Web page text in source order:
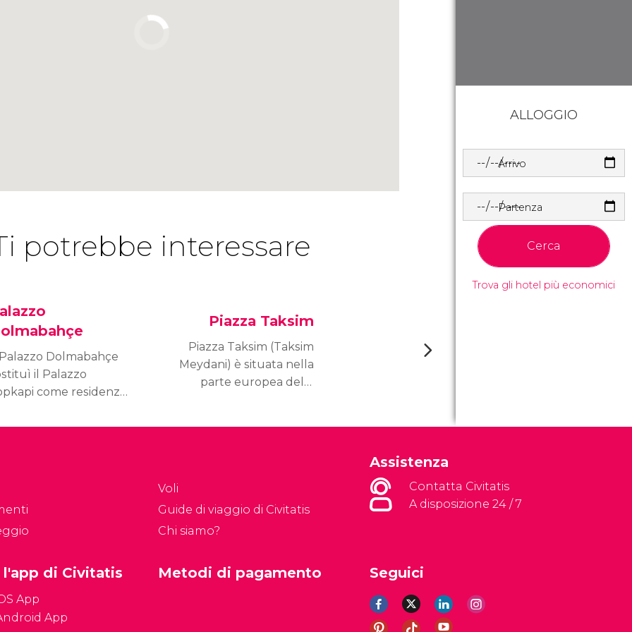
potrebbe interessare
Dolmabahçe
il Palazzo
come residenza
anno in cui
Piazza Taksim
Piazza Taksim (Taksim
Meydani) è situata nella
parte europea della
ALLOGGIO
Arrivo
Partenza
Cerca
Trova gli hotel più economici
Voli
Guide di viaggio di Civitatis
Chi siamo?
Assistenza
Contatta Civitatis
A disposizione 24 / 7
Seguici
l'app di Civitatis
App
App
Metodi di pagamento